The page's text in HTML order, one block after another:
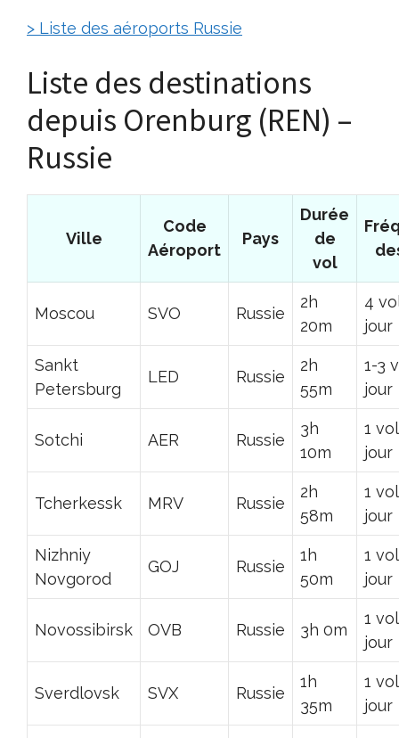
> Liste des aéroports Russie
Liste des destinations
depuis Orenburg (REN) –
Russie
Ville
Code
Aéroport
Pays
Durée
de
vol
Moscou SVO Russie
2h
20m
4
jour
Sankt
Petersburg
LED Russie
2h
55m
1-3
jour
Sotchi AER Russie
3h
10m
1
jour
Tcherkessk MRV Russie
2h
58m
1
jour
Nizhniy
Novgorod
GOJ Russie
1h
50m
1
jour
Novossibirsk OVB Russie 3h 0m
1
jour
Sverdlovsk SVX Russie
1h
35m
1
jour